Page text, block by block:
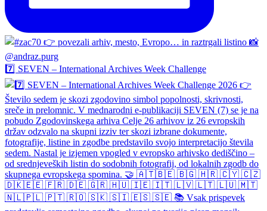
7️⃣ SEVEN – International Archives Week Challenge